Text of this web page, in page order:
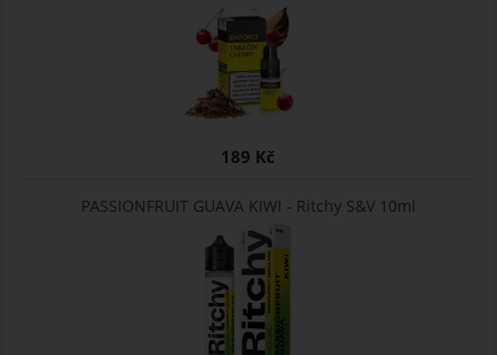
189 Kč
PASSIONFRUIT GUAVA KIWI - Ritchy S&V 10ml